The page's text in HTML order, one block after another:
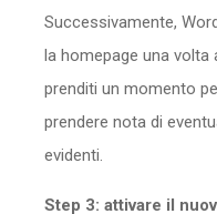
Successivamente,
la homepage una volta
prenditi un momento
prendere nota di
evidenti.
Step 3: attivare il